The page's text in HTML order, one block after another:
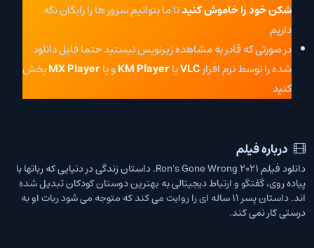
شکن خود را خاموش کنیدتا ما بتوانیم سرور ها را رایگان نگه
داریم
در صورتی که قادر به مشاهده زیرنویس نیستید حتما فایل دانلود
شده را توسط نرم افزارVLCیاKM Playerو یاMX Playerپخش
کنید
درباره فیلم
دانلود فیلم Ron's Gone Wrong 2021. داستان زندگی در دنیایی که رباتها با
پیاده روی، گفتگو و ارتباط دیجیتالی به بهترین دوستان کودکان تبدیل شده
اند. داستان پسر 11 ساله ای را روایت می کند که متوجه می شود ربات او به
درستی کار نمی کند.